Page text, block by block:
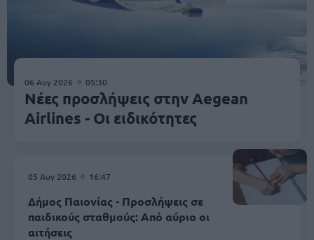
06 Αυγ 2026 05:30
Νέες προσλήψεις στην Aegean
Airlines - Οι ειδικότητες
05 Αυγ 2026 16:47
Δήμος Παιονίας - Προσλήψεις σε
παιδικούς σταθμούς: Από αύριο οι
αιτήσεις